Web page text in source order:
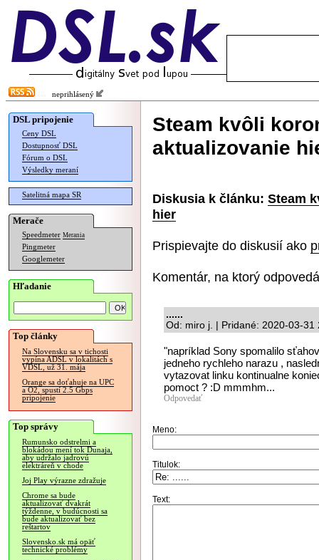
neprihlásený
DSL pripojenie
Ceny DSL
Dostupnosť DSL
Fórum o DSL
Výsledky meraní
Satelitná mapa SR
Merače
Speedmeter Merania
Pingmeter
Googlemeter
Hľadanie
Top články
Na Slovensku sa v tichosti
vypína ADSL v lokalitách s
VDSL, už 31. mája
Orange sa doťahuje na UPC
a O2, spustí 2.5 Gbps
pripojenie
Top správy
Rumunsko odstrelmi a
blokádou mení tok Dunaja,
aby udržalo jadrovú
elektráreň v chode
Joj Play výrazne zdražuje
Chrome sa bude
aktualizovať dvakrát
týždenne, v budúcnosti sa
bude aktualizovať bez
reštartov
Slovensko.sk má opäť
technické problémy
Steam kvôli
aktualizovanie
Diskusia k článku: Steam
hier
Prispievajte do diskusií ako
Komentár, na ktorý
......
Od: miro j. | Pridané: 2020-03-31
"napríklad Sony spomalilo
jedneho rychleho narazu ,
vytazovat linku kontinualne
pomoct ? :D mmmhm...
Odpovedať
Meno:
Titulok:
Text: